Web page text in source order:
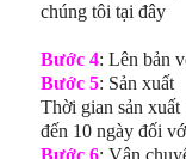
chúng tôi tại đây
Bước 4: Lên bản
Bước 5: Sản xuất
Thời gian sản
đến 10 ngày đối
Bước 6: Vận